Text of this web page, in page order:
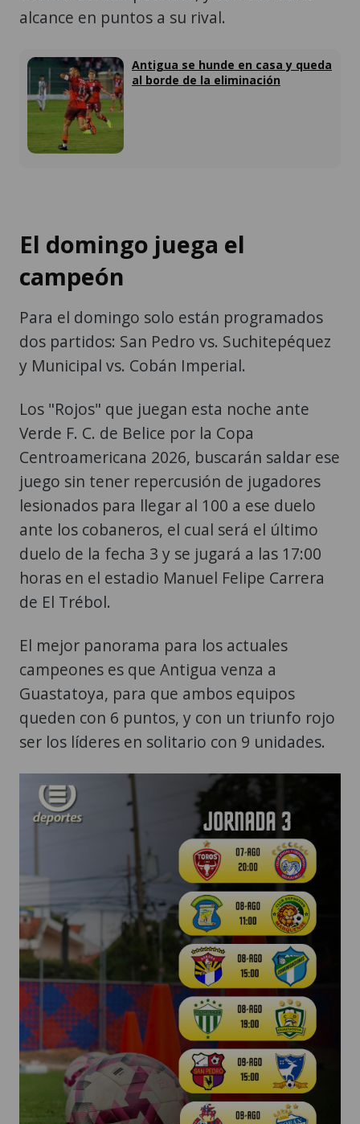
alcance en puntos a su rival.
Antigua se hunde en casa y queda
al borde de la eliminación
El domingo juega el
campeón
Para el domingo solo están programados
dos partidos: San Pedro vs. Suchitepéquez
y Municipal vs. Cobán Imperial.
Los "Rojos" que juegan esta noche ante
Verde F. C. de Belice por la Copa
Centroamericana 2026, buscarán saldar ese
juego sin tener repercusión de jugadores
lesionados para llegar al 100 a ese duelo
ante los cobaneros, el cual será el último
duelo de la fecha 3 y se jugará a las 17:00
horas en el estadio Manuel Felipe Carrera
de El Trébol.
El mejor panorama para los actuales
campeones es que Antigua venza a
Guastatoya, para que ambos equipos
queden con 6 puntos, y con un triunfo rojo
ser los líderes en solitario con 9 unidades.